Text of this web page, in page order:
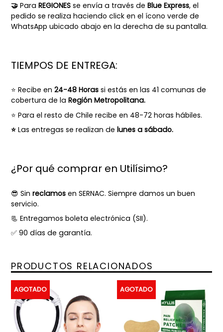
🤝 Para REGIONES se envía a través de Blue Express, el
pedido se realiza haciendo click en el ícono verde de
WhatsApp ubicado abajo en la derecha de su pantalla.
TIEMPOS DE ENTREGA:
⭐ Recibe en 24-48 Horas si estás en las 41 comunas de
cobertura de la Región Metropolitana.
⭐ Para el resto de Chile recibe en 48-72 horas hábiles.
⭐ Las entregas se realizan de lunes a sábado.
¿Por qué comprar en Utilísimo?
😎 Sin reclamos en SERNAC. Siempre damos un buen
servicio.
📃 Entregamos boleta electrónica (SII).
✅ 90 días de garantía.
PRODUCTOS RELACIONADOS
AGOTADO AGOTADO